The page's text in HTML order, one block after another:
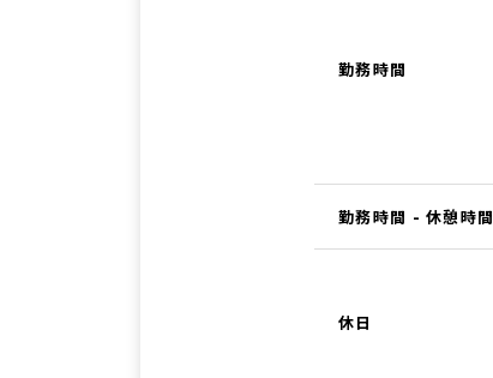
勤務時間
勤務時間 - 休憩時間
休日